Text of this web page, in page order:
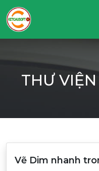
THƯ
Vẽ Dim nhanh